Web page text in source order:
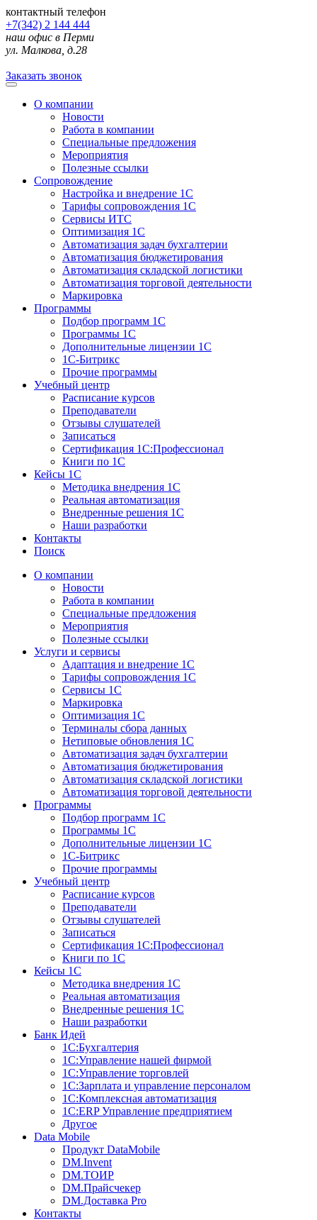
контактный телефон
+7(342) 2 144 444
наш офис в Перми
ул. Малкова, д.28
Заказать звонок
О компании
Новости
Работа в компании
Специальные предложения
Мероприятия
Полезные ссылки
Сопровождение
Настройка и внедрение 1С
Тарифы сопровождения 1С
Сервисы ИТС
Оптимизация 1С
Автоматизация задач бухгалтерии
Автоматизация бюджетирования
Автоматизация складской логистики
Автоматизация торговой деятельности
Маркировка
Программы
Подбор программ 1С
Программы 1С
Дополнительные лицензии 1С
1С-Битрикс
Прочие программы
Учебный центр
Расписание курсов
Преподаватели
Отзывы слушателей
Записаться
Сертификация 1С:Профессионал
Книги по 1С
Кейсы 1С
Методика внедрения 1С
Реальная автоматизация
Внедренные решения 1С
Наши разработки
Контакты
Поиск
О компании
Новости
Работа в компании
Специальные предложения
Мероприятия
Полезные ссылки
Услуги и сервисы
Адаптация и внедрение 1С
Тарифы сопровождения 1С
Сервисы 1С
Маркировка
Оптимизация 1С
Терминалы сбора данных
Нетиповые обновления 1С
Автоматизация задач бухгалтерии
Автоматизация бюджетирования
Автоматизация складской логистики
Автоматизация торговой деятельности
Программы
Подбор программ 1С
Программы 1С
Дополнительные лицензии 1С
1С-Битрикс
Прочие программы
Учебный центр
Расписание курсов
Преподаватели
Отзывы слушателей
Записаться
Сертификация 1С:Профессионал
Книги по 1С
Кейсы 1С
Методика внедрения 1С
Реальная автоматизация
Внедренные решения 1С
Наши разработки
Банк Идей
1С:Бухгалтерия
1С:Управление нашей фирмой
1С:Управление торговлей
1С:Зарплата и управление персоналом
1С:Комплексная автоматизация
1С:ERP Управление предприятием
Другое
Data Mobile
Продукт DataMobile
DM.Invent
DM.ТОИР
DM.Прайсчекер
DM.Доставка Pro
Контакты